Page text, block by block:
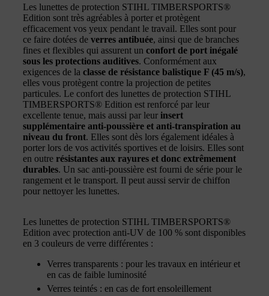
Les lunettes de protection STIHL TIMBERSPORTS®
Edition sont très agréables à porter et protègent
efficacement vos yeux pendant le travail. Elles sont pour
ce faire dotées de verres antibuée, ainsi que de branches
fines et flexibles qui assurent un confort de port inégalé
sous les protections auditives. Conformément aux
exigences de la classe de résistance balistique F (45 m/s),
elles vous protègent contre la projection de petites
particules. Le confort des lunettes de protection STIHL
TIMBERSPORTS® Edition est renforcé par leur
excellente tenue, mais aussi par leur insert
supplémentaire anti-poussière et anti-transpiration au
niveau du front. Elles sont dès lors également idéales à
porter lors de vos activités sportives et de loisirs. Elles sont
en outre résistantes aux rayures et donc extrêmement
durables. Un sac anti-poussière est fourni de série pour le
rangement et le transport. Il peut aussi servir de chiffon
pour nettoyer les lunettes.
Les lunettes de protection STIHL TIMBERSPORTS®
Edition avec protection anti-UV de 100 % sont disponibles
en 3 couleurs de verre différentes :
Verres transparents : pour les travaux en intérieur et
en cas de faible luminosité
Verres teintés : en cas de fort ensoleillement